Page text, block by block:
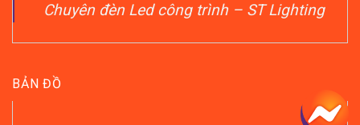
Chuyên đèn Led công trình – ST Lighting
BẢN ĐỒ